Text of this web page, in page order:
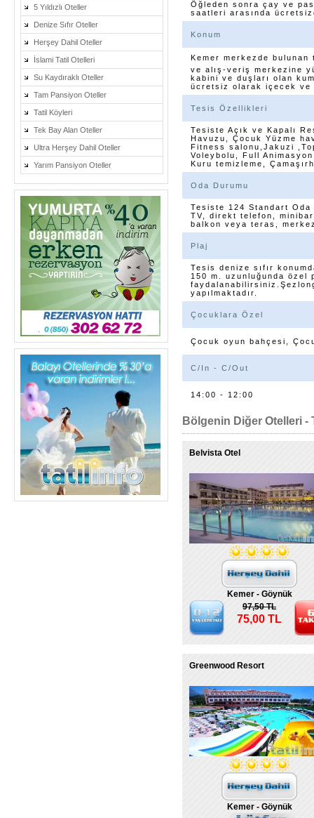
5 Yıldızlı Oteller
Denize Sıfır Oteller
Herşey Dahil Oteller
İslami Tatil Otelleri
Su Kaydıraklı Oteller
Tam Pansiyon Oteller
Tatil Köyleri
Tek Bay Alan Oteller
Ultra Herşey Dahil Oteller
Yarım Pansiyon Oteller
Öğleden sonra çay ve
saatleri arasında
Konum
Kemer merkezde bulunan
ve alış-veriş merkezine
kabini ve duşları olan
ücretsiz olarak içecek
Tesis Özellikleri
Tesiste Açık ve Kapalı
Havuzu, Çocuk Yüzme
Fitness salonu,Jakuzi
Voleybolu, Full
Kuru temizleme,
Oda Durumu
Tesiste 124 Standart
TV, direkt telefon,
balkon veya teras,
Plaj
Tesis denize sıfır
150 m. uzunluğunda
yapılmaktadır.
Çocuklara Özel
Çocuk oyun bahçesi,
C/In - C/Out
14:00 - 12:00
Bölgenin Diğer Otelleri -
Belvista Otel
Kemer - Göynük
97,50 TL
75,00 TL
Greenwood Resort
Kemer - Göynük